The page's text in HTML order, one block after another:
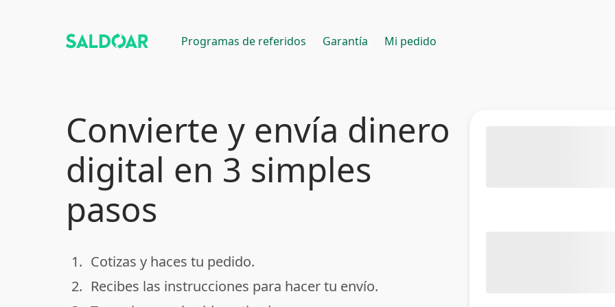
Programas de referidos Garantía Mi pedido
Convierte y envía dinero
digital en 3 simples
pasos
done
1. Cotizas y haces tu pedido.
done
2. Recibes las instrucciones para hacer tu envío.